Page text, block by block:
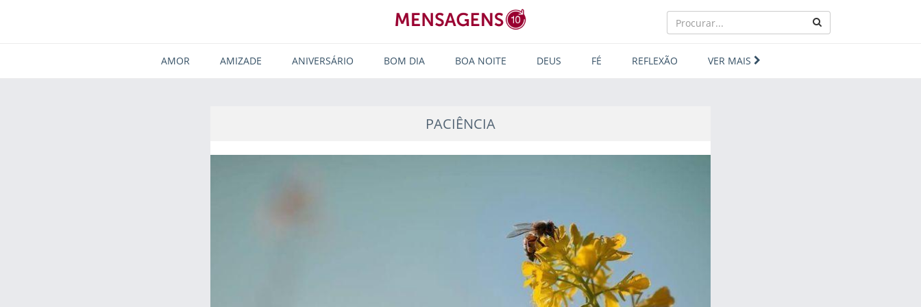
AMOR AMIZADE ANIVERSÁRIO BOM DIA BOA NOITE DEUS FÉ REFLEXÃO VER MAIS
PACIÊNCIA